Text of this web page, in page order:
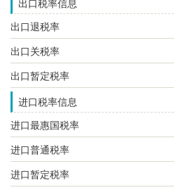
出口税率信息
出口退税率
出口关税率
出口暂定税率
进口税率信息
进口最惠国税率
进口普通税率
进口暂定税率